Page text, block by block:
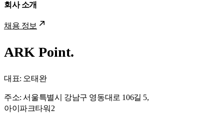
회사 소개
채용 정보
ARK Point.
대표: 오태완
주소: 서울특별시 강남구 영동대로 106길 5,
아이파크타워2